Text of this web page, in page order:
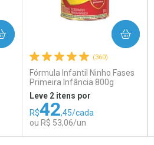
(360)
Fórmula Infantil Ninho Fases
Primeira Infância 800g
Leve 2 itens por
R$42,45/cada
ou R$ 53,06/un
COMPRAR